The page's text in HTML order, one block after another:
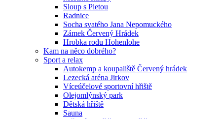
Sloup s Pietou
Radnice
Socha svatého Jana Nepomuckého
Zámek Červený Hrádek
Hrobka rodu Hohenlohe
Kam na něco dobrého?
Sport a relax
Autokemp a koupaliště Červený hrádek
Lezecká aréna Jirkov
Víceúčelové sportovní hřiště
Olejomlýnský park
Dětská hřiště
Sauna